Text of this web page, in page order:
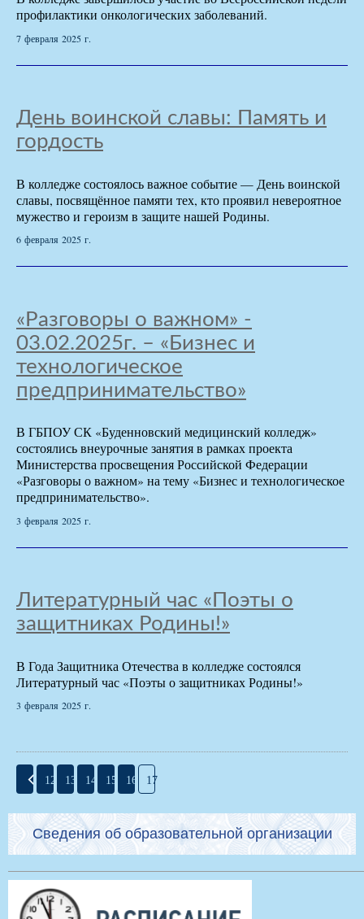
профилактики онкологических заболеваний.
7 февраля 2025 г.
День воинской славы: Память и
гордость
В колледже состоялось важное событие — День воинской
славы, посвящённое памяти тех, кто проявил невероятное
мужество и героизм в защите нашей Родины.
6 февраля 2025 г.
«Разговоры о важном» -
03.02.2025г. – «Бизнес и
технологическое
предпринимательство»
В ГБПОУ СК «Буденновский медицинский колледж»
состоялись внеурочные занятия в рамках проекта
Министерства просвещения Российской Федерации
«Разговоры о важном» на тему «Бизнес и технологическое
предпринимательство».
3 февраля 2025 г.
Литературный час «Поэты о
защитниках Родины!»
В Года Защитника Отечества в колледже состоялся
Литературный час «Поэты о защитниках Родины!»
3 февраля 2025 г.
12 13 14 15 16 17
Сведения об образовательной организации